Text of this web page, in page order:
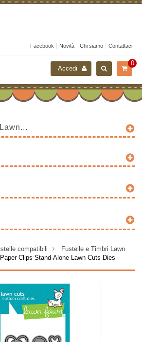
Facebook Novità Chi siamo Contattaci
0
Accedi
compatibili >
Fustelle e Timbri Lawn
Clips Stand-Alone Lawn Cuts Dies